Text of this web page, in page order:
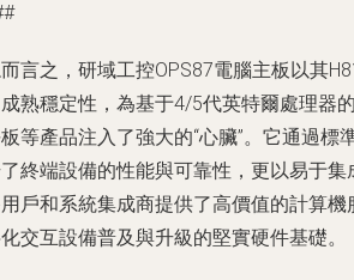
言之，研域工控OPS87電腦主板以其
熟穩定性，為基于4/5代英特爾處理器
等產品注入了強大的“心臟”。它通過標
終端設備的性能與可靠性，更以易于
戶和系統集成商提供了高價值的計算
交互設備普及與升級的堅實硬件基礎。